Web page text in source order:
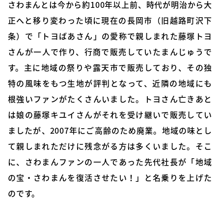
さわまんとは今から約100年以上前、時代が明治から大
正へと移り変わった頃に現在の長岡市（旧越路町沢下
条）で「トヨばあさん」の愛称で親しまれた藤塚トヨ
さんが一人で作り、行商で販売していたまんじゅうで
す。主に地域の祭りや露天市で販売しており、その独
特の風味をもつ生地が評判となって、近隣の地域にも
根強いファンがたくさんいました。トヨさん亡きあと
は娘の藤塚キユイさんがそれを受け継いで販売してい
ましたが、2007年にご高齢のため廃業。地域の味とし
て親しまれただけに残念がる方は多くいました。そこ
に、さわまんファンの一人であった先代社長が「地域
の宝・さわまんを復活させたい！」と名乗りを上げた
のです。